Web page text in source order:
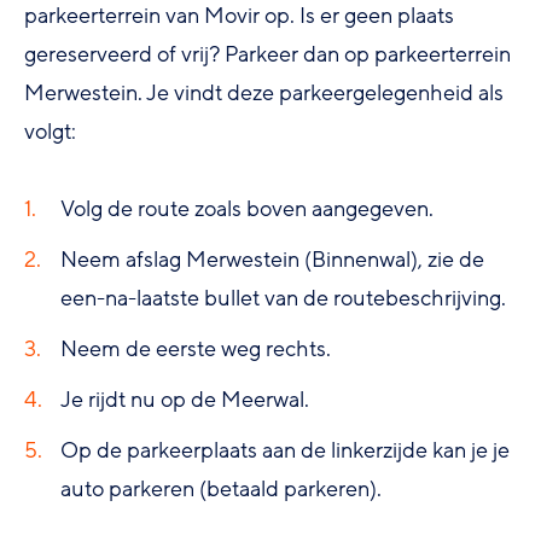
parkeerterrein van Movir op. Is er geen plaats
gereserveerd of vrij? Parkeer dan op parkeerterrein
Merwestein. Je vindt deze parkeergelegenheid als
volgt:
Volg de route zoals boven aangegeven.
Neem afslag Merwestein (Binnenwal), zie de
een-na-laatste bullet van de routebeschrijving.
Neem de eerste weg rechts.
Je rijdt nu op de Meerwal.
Op de parkeerplaats aan de linkerzijde kan je je
auto parkeren (betaald parkeren).